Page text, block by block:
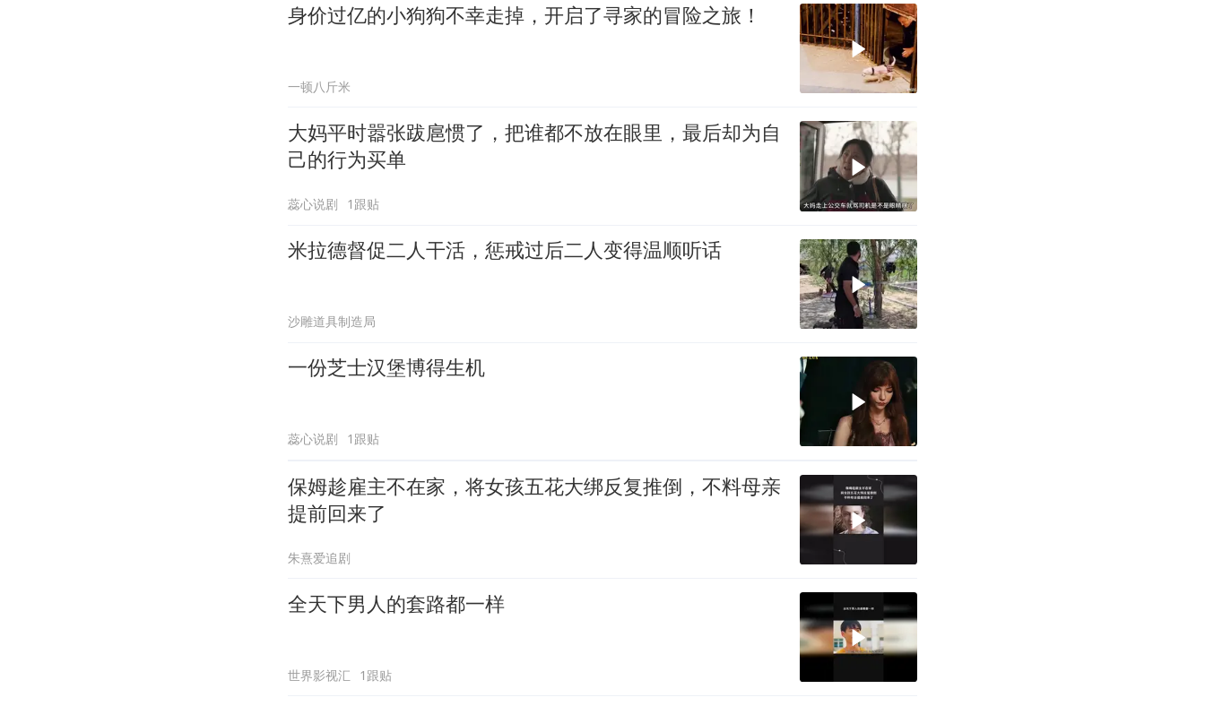
身价过亿的小狗狗不幸走掉，开启了寻家的冒险之旅！
一顿八斤米
大妈平时嚣张跋扈惯了，把谁都不放在眼里，最后却为自
己的行为买单
蕊心说剧 1跟贴
米拉德督促二人干活，惩戒过后二人变得温顺听话
沙雕道具制造局
一份芝士汉堡博得生机
蕊心说剧 1跟贴
保姆趁雇主不在家，将女孩五花大绑反复推倒，不料母亲
提前回来了
朱熹爱追剧
全天下男人的套路都一样
世界影视汇 1跟贴